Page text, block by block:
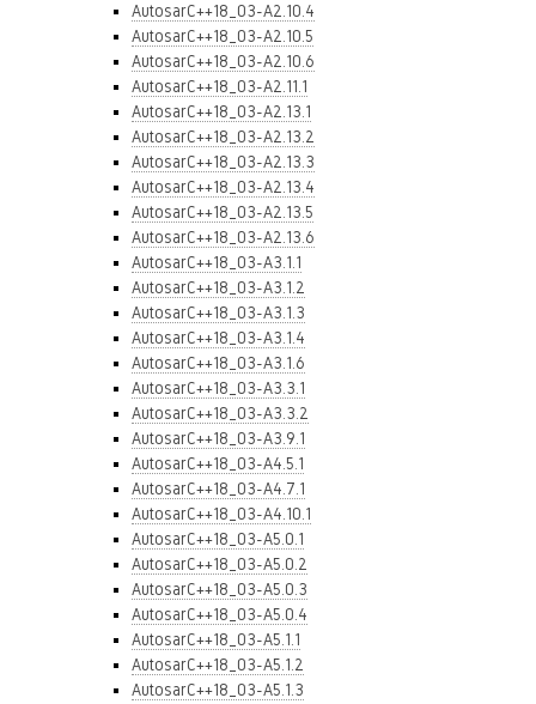
AutosarC++18_03-A2.10.4
AutosarC++18_03-A2.10.5
AutosarC++18_03-A2.10.6
AutosarC++18_03-A2.11.1
AutosarC++18_03-A2.13.1
AutosarC++18_03-A2.13.2
AutosarC++18_03-A2.13.3
AutosarC++18_03-A2.13.4
AutosarC++18_03-A2.13.5
AutosarC++18_03-A2.13.6
AutosarC++18_03-A3.1.1
AutosarC++18_03-A3.1.2
AutosarC++18_03-A3.1.3
AutosarC++18_03-A3.1.4
AutosarC++18_03-A3.1.6
AutosarC++18_03-A3.3.1
AutosarC++18_03-A3.3.2
AutosarC++18_03-A3.9.1
AutosarC++18_03-A4.5.1
AutosarC++18_03-A4.7.1
AutosarC++18_03-A4.10.1
AutosarC++18_03-A5.0.1
AutosarC++18_03-A5.0.2
AutosarC++18_03-A5.0.3
AutosarC++18_03-A5.0.4
AutosarC++18_03-A5.1.1
AutosarC++18_03-A5.1.2
AutosarC++18_03-A5.1.3